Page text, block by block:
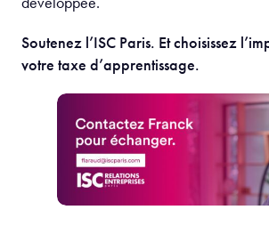
Soutenez l’ISC Paris. Et choisissez
votre taxe d’apprentissage.